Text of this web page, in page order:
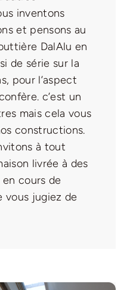
inventons
et pensons au
DalAlu en
de série sur la
pour l’aspect
c’est un
mais cela vous
constructions.
à tout
livrée à des
cours de
vous jugiez de